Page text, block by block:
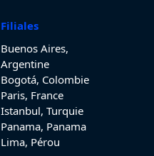
Filiales
Buenos Aires,
Argentine
Bogotá, Colombie
Paris, France
Istanbul, Turquie
Panama, Panama
Lima, Pérou